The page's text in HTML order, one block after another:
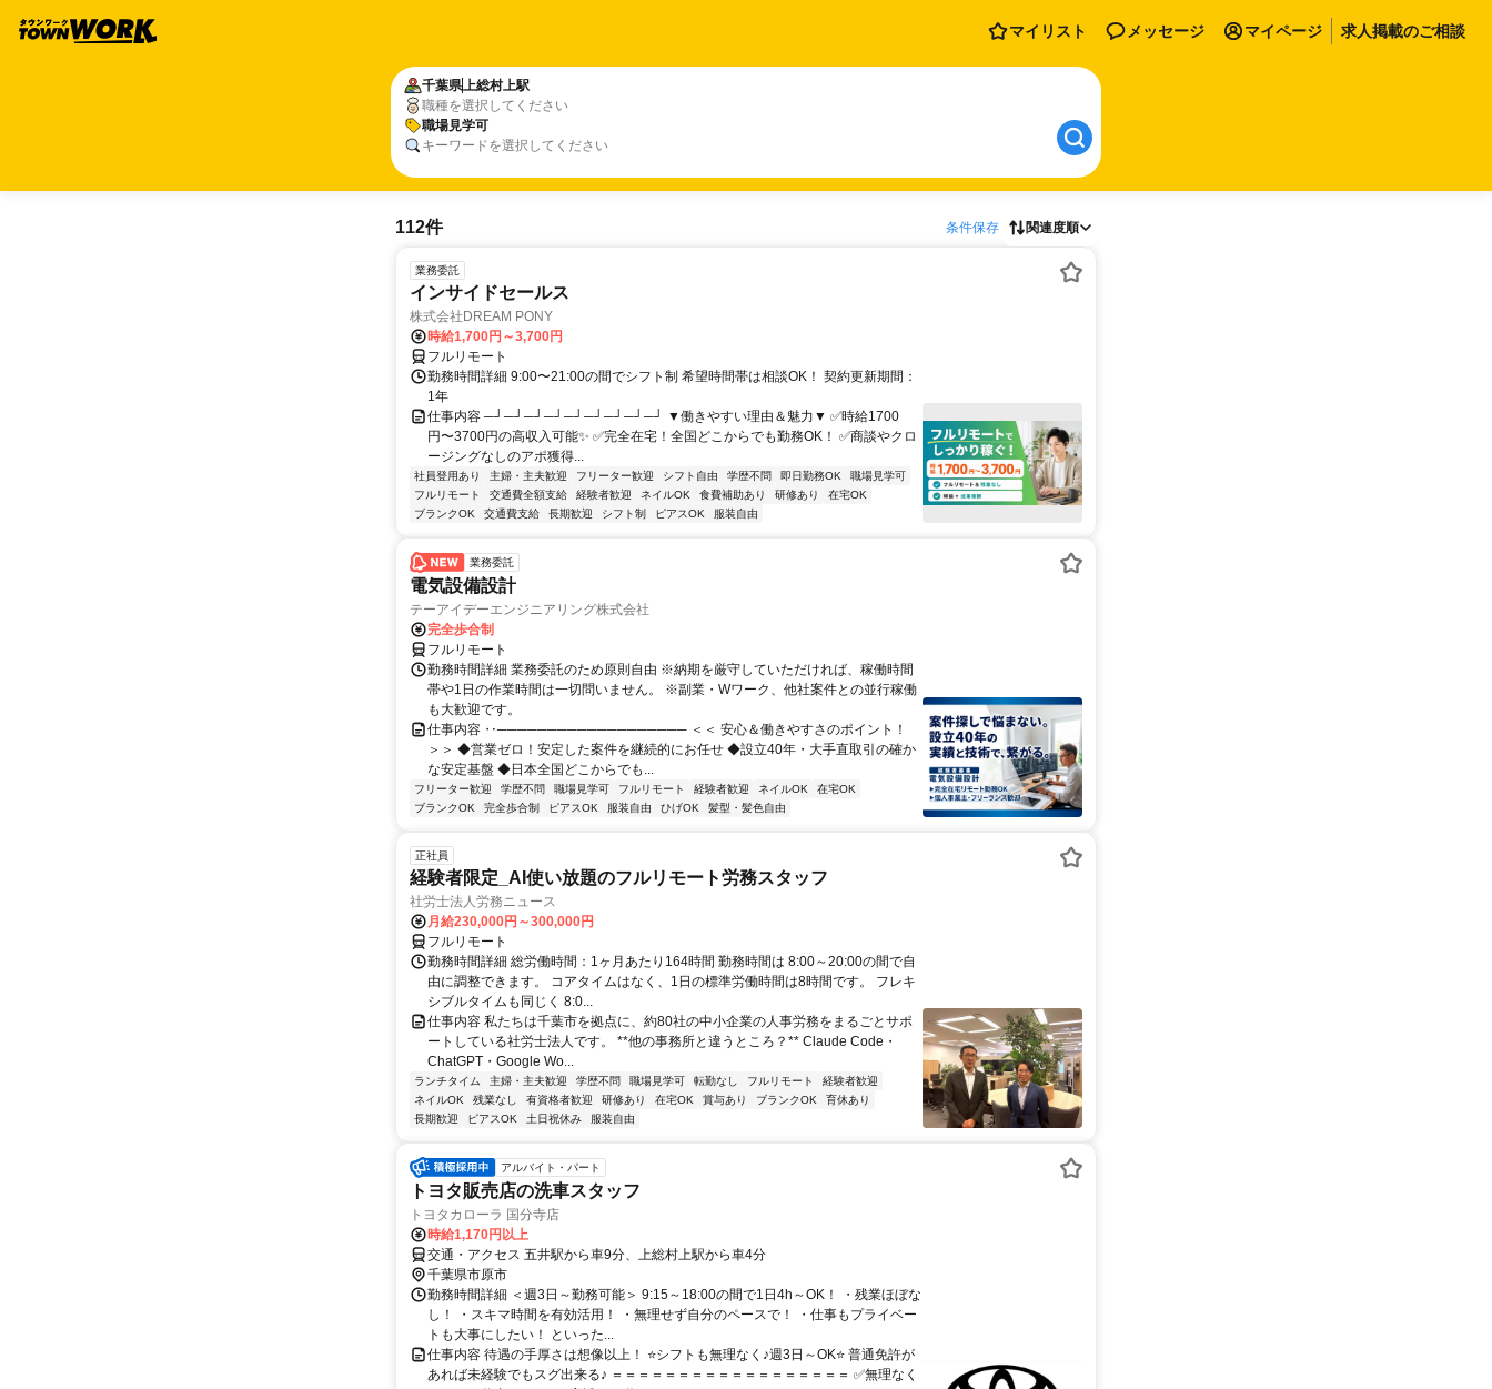
マイリスト メッセージ マイページ 求人掲載のご相談
千葉県上総村上駅
職種を選択してください
職場見学可
キーワードを選択してください
112件 条件保存 関連度順
業務委託
インサイドセールス
株式会社DREAM PONY
時給1,700円～3,700円
フルリモート
勤務時間詳細 9:00〜21:00の間でシフト制 希望時間帯は相談OK！ 契約更新期間：
1年
仕事内容 ─┘─┘─┘─┘─┘─┘─┘─┘─┘ ▼働きやすい理由＆魅力▼ ✅時給1700
円〜3700円の高収入可能✨ ✅完全在宅！全国どこからでも勤務OK！ ✅商談やクロ
ージングなしのアポ獲得...
社員登用あり 主婦・主夫歓迎 フリーター歓迎 シフト自由 学歴不問 即日勤務OK
職場見学可
フルリモート
交通費全額支給 経験者歓迎 ネイルOK 食費補助あり 研修あり
在宅OK
ブランクOK
交通費支給 長期歓迎 シフト制 ピアスOK 服装自由
業務委託
電気設備設計
テーアイデーエンジニアリング株式会社
完全歩合制
フルリモート
勤務時間詳細 業務委託のため原則自由 ※納期を厳守していただければ、稼働時間
帯や1日の作業時間は一切問いません。 ※副業・Wワーク、他社案件との並行稼働
も大歓迎です。
仕事内容 ‥─────────────────── ＜＜ 安心＆働きやすさのポイント！
＞＞ ◆営業ゼロ！安定した案件を継続的にお任せ ◆設立40年・大手直取引の確か
な安定基盤 ◆日本全国どこからでも...
フリーター歓迎 学歴不問 職場見学可 フルリモート 経験者歓迎 ネイルOK
在宅OK
ブランクOK
完全歩合制 ピアスOK 服装自由 ひげOK 髪型・髪色自由
正社員
経験者限定_AI使い放題のフルリモート労務スタッフ
社労士法人労務ニュース
月給230,000円～300,000円
フルリモート
勤務時間詳細 総労働時間：1ヶ月あたり164時間 勤務時間は 8:00～20:00の間で自
由に調整できます。 コアタイムはなく、1日の標準労働時間は8時間です。 フレキ
シブルタイムも同じく 8:0...
仕事内容 私たちは千葉市を拠点に、約80社の中小企業の人事労務をまるごとサポ
ートしている社労士法人です。 **他の事務所と違うところ？** Claude Code・
ChatGPT・Google Wo...
ランチタイム 主婦・主夫歓迎 学歴不問 職場見学可 転勤なし フルリモート
経験者歓迎
ネイルOK
残業なし 有資格者歓迎 研修あり 在宅OK 賞与あり ブランクOK
育休あり
長期歓迎
ピアスOK 土日祝休み 服装自由
アルバイト・パート
トヨタ販売店の洗車スタッフ
トヨタカローラ 国分寺店
時給1,170円以上
交通・アクセス 五井駅から車9分、上総村上駅から車4分
千葉県市原市
勤務時間詳細 ＜週3日～勤務可能＞ 9:15～18:00の間で1日4h～OK！ ・残業ほぼな
し！ ・スキマ時間を有効活用！ ・無理せず自分のペースで！ ・仕事もプライベー
トも大事にしたい！ といった...
仕事内容 待遇の手厚さは想像以上！ ⭐シフトも無理なく♪週3日～OK⭐ 普通免許が
あれば未経験でもスグ出来る♪ ＝＝＝＝＝＝＝＝＝＝＝＝＝＝＝＝＝＝ ✅無理なく